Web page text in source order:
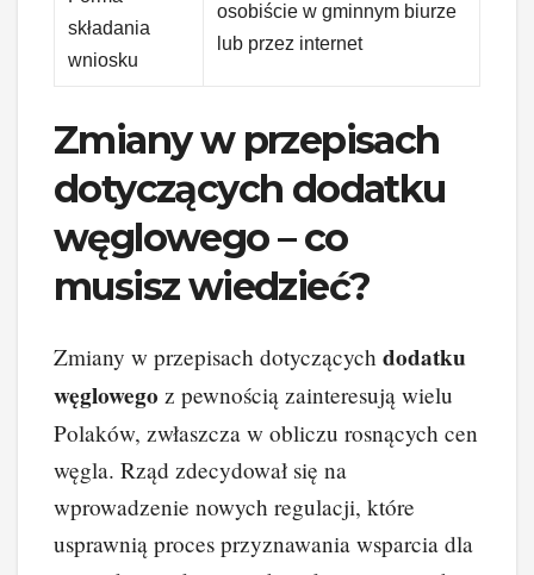
składania
wniosku
osobiście w gminnym biurze
lub przez internet
Zmiany w przepisach
dotyczących dodatku
węglowego – co
musisz wiedzieć?
Zmiany w przepisach dotyczących dodatku
węglowego z pewnością zainteresują wielu
Polaków, zwłaszcza w obliczu rosnących cen
węgla. Rząd zdecydował się na
wprowadzenie nowych regulacji, które
usprawnią proces przyznawania wsparcia dla